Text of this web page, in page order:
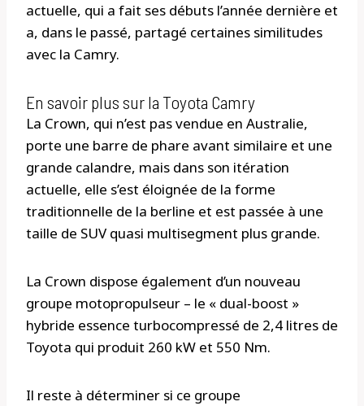
actuelle, qui a fait ses débuts l’année dernière et
a, dans le passé, partagé certaines similitudes
avec la Camry.
En savoir plus sur la Toyota Camry
La Crown, qui n’est pas vendue en Australie,
porte une barre de phare avant similaire et une
grande calandre, mais dans son itération
actuelle, elle s’est éloignée de la forme
traditionnelle de la berline et est passée à une
taille de SUV quasi multisegment plus grande.
La Crown dispose également d’un nouveau
groupe motopropulseur – le « dual-boost »
hybride essence turbocompressé de 2,4 litres de
Toyota qui produit 260 kW et 550 Nm.
Il reste à déterminer si ce groupe